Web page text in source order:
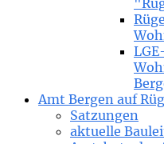
Amt Bergen auf
Satzungen
aktuelle